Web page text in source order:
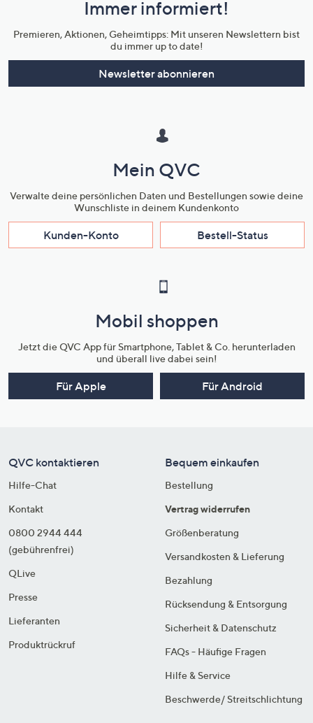
Unternehmensinformationen
Immer informiert!
Premieren, Aktionen, Geheimtipps: Mit unseren Newslettern bist
du immer up to date!
Newsletter abonnieren
Mein QVC
Verwalte deine persönlichen Daten und Bestellungen sowie deine
Wunschliste in deinem Kundenkonto
Kunden-Konto Bestell-Status
Mobil shoppen
Jetzt die QVC App für Smartphone, Tablet & Co. herunterladen
und überall live dabei sein!
Für Apple Für Android
QVC kontaktieren
Hilfe-Chat
Kontakt
0800 2944 444
(gebührenfrei)
QLive
Presse
Lieferanten
Produktrückruf
Bequem einkaufen
Bestellung
Vertrag widerrufen
Größenberatung
Versandkosten & Lieferung
Bezahlung
Rücksendung & Entsorgung
Sicherheit & Datenschutz
FAQs - Häufige Fragen
Hilfe & Service
Beschwerde/ Streitschlichtung